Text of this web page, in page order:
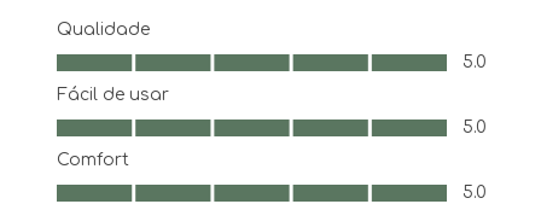
Qualidade
Qualidade, 5.0 em 5
5.0
Fácil de usar
Fácil de usar, 5.0 em 5
5.0
Comfort
Comfort, 5.0 em 5
5.0